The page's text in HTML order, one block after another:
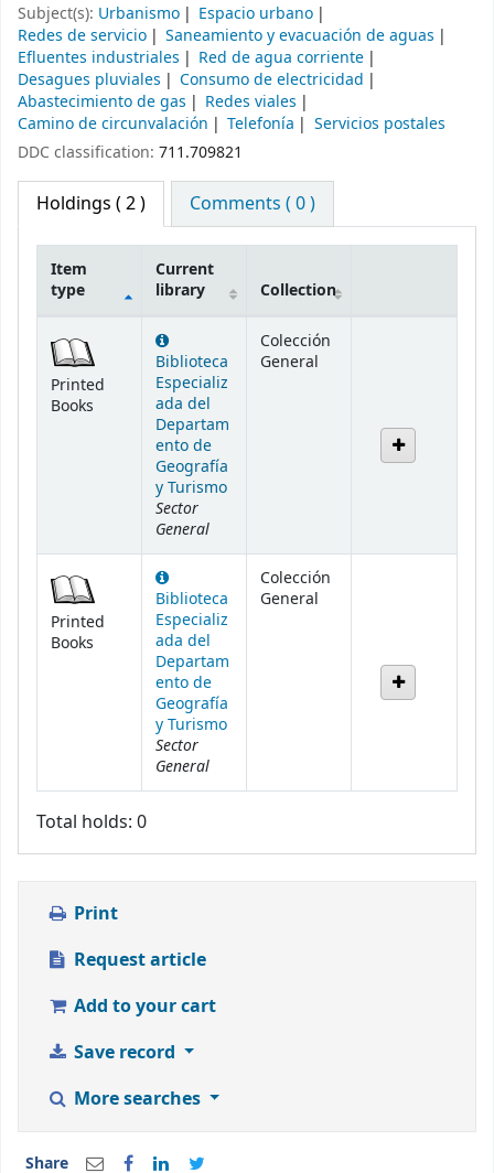
Subject(s): Urbanismo
Espacio urbano
Redes de servicio
Saneamiento y evacuación de aguas
Efluentes industriales
Red de agua corriente
Desagues pluviales
Consumo de electricidad
Abastecimiento de gas
Redes viales
Camino de circunvalación
Telefonía
Servicios postales
DDC classification: 711.709821
Holdings ( 2 ) Comments ( 0 )
Item
type
Current
library
Collection
Printed
Books
Biblioteca
Especializ
ada del
Departam
ento de
Geografía
y Turismo
Sector
General
Colección
General
Printed
Books
Biblioteca
Especializ
ada del
Departam
ento de
Geografía
y Turismo
Sector
General
Colección
General
Total holds: 0
Print
Request article
Add to your cart
Save record
More searches
Share